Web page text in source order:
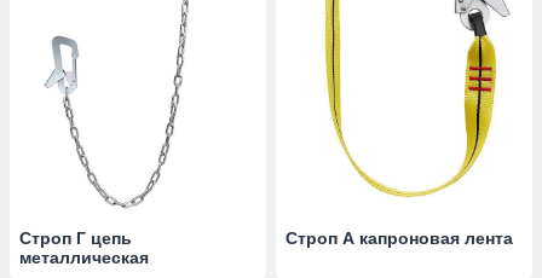
Строп Г цепь
металлическая
Строп А капроновая лента